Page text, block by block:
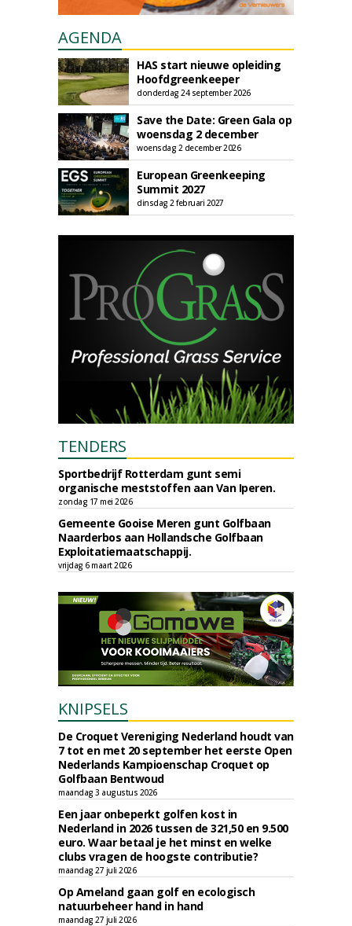
AGENDA
HAS start nieuwe opleiding
Hoofdgreenkeeper
donderdag 24 september 2026
Save the Date: Green Gala op
woensdag 2 december
woensdag 2 december 2026
European Greenkeeping
Summit 2027
dinsdag 2 februari 2027
TENDERS
Sportbedrijf Rotterdam gunt semi
organische meststoffen aan Van Iperen.
zondag 17 mei 2026
Gemeente Gooise Meren gunt Golfbaan
Naarderbos aan Hollandsche Golfbaan
Exploitatiemaatschappij.
vrijdag 6 maart 2026
KNIPSELS
De Croquet Vereniging Nederland houdt van
7 tot en met 20 september het eerste Open
Nederlands Kampioenschap Croquet op
Golfbaan Bentwoud
maandag 3 augustus 2026
Een jaar onbeperkt golfen kost in
Nederland in 2026 tussen de 321,50 en 9.500
euro. Waar betaal je het minst en welke
clubs vragen de hoogste contributie?
maandag 27 juli 2026
Op Ameland gaan golf en ecologisch
natuurbeheer hand in hand
maandag 27 juli 2026